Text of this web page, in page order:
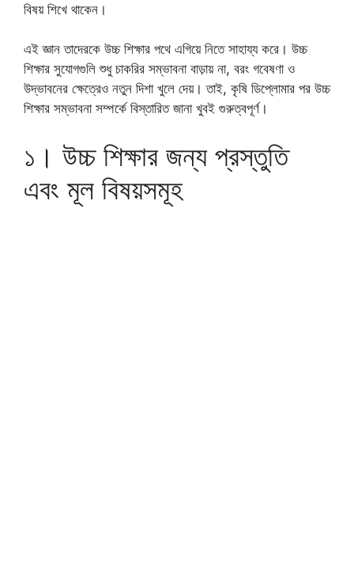
বিষয় শিখে থাকেন।
এই জ্ঞান তাদেরকে উচ্চ শিক্ষার পথে এগিয়ে নিতে সাহায্য করে। উচ্চ
শিক্ষার সুযোগগুলি শুধু চাকরির সম্ভাবনা বাড়ায় না, বরং গবেষণা ও
উদ্ভাবনের ক্ষেত্রেও নতুন দিশা খুলে দেয়। তাই, কৃষি ডিপ্লোমার পর উচ্চ
শিক্ষার সম্ভাবনা সম্পর্কে বিস্তারিত জানা খুবই গুরুত্বপূর্ণ।
১। উচ্চ শিক্ষার জন্য প্রস্তুতি
এবং মূল বিষয়সমূহ